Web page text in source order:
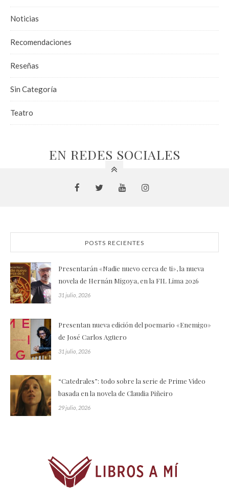
Noticias
Recomendaciones
Reseñas
Sin Categoría
Teatro
EN REDES SOCIALES
POSTS RECIENTES
Presentarán «Nadie nuevo cerca de ti», la nueva
novela de Hernán Migoya, en la FIL Lima 2026
31 julio, 2026
Presentan nueva edición del poemario «Enemigo»
de José Carlos Agüero
31 julio, 2026
“Catedrales”: todo sobre la serie de Prime Video
basada en la novela de Claudia Piñeiro
29 julio, 2026